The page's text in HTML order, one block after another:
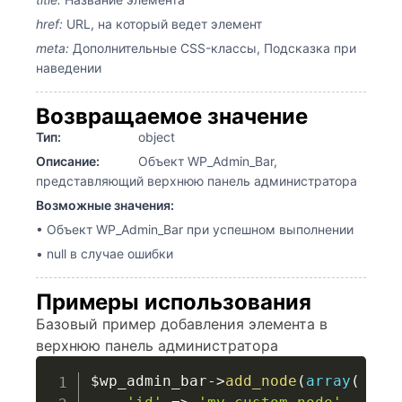
href: URL, на который ведет элемент
meta: Дополнительные CSS-классы, Подсказка при
наведении
Возвращаемое значение
Тип:
object
Описание:
Объект WP_Admin_Bar,
представляющий верхнюю панель администратора
Возможные значения:
• Объект WP_Admin_Bar при успешном выполнении
• null в случае ошибки
Примеры использования
Базовый пример добавления элемента в
верхнюю панель администратора
$wp_admin_bar->add_node ( array (